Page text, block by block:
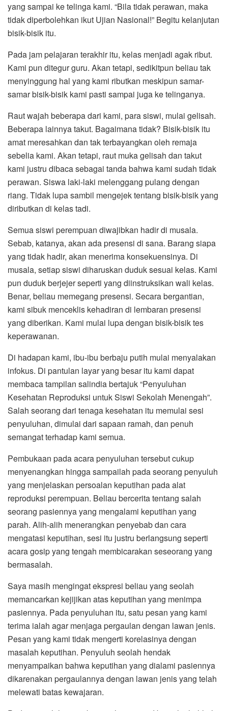
yang sampai ke telinga kami. “Bila tidak perawan, maka
tidak diperbolehkan ikut Ujian Nasional!” Begitu kelanjutan
bisik-bisik itu.
Pada jam pelajaran terakhir itu, kelas menjadi agak ribut.
Kami pun ditegur guru. Akan tetapi, sedikitpun beliau tak
menyinggung hal yang kami ributkan meskipun samar-
samar bisik-bisik kami pasti sampai juga ke telinganya.
Raut wajah beberapa dari kami, para siswi, mulai gelisah.
Beberapa lainnya takut. Bagaimana tidak? Bisik-bisik itu
amat meresahkan dan tak terbayangkan oleh remaja
sebelia kami. Akan tetapi, raut muka gelisah dan takut
kami justru dibaca sebagai tanda bahwa kami sudah tidak
perawan. Siswa laki-laki melenggang pulang dengan
riang. Tidak lupa sambil mengejek tentang bisik-bisik yang
diributkan di kelas tadi.
Semua siswi perempuan diwajibkan hadir di musala.
Sebab, katanya, akan ada presensi di sana. Barang siapa
yang tidak hadir, akan menerima konsekuensinya. Di
musala, setiap siswi diharuskan duduk sesuai kelas. Kami
pun duduk berjejer seperti yang diinstruksikan wali kelas.
Benar, beliau memegang presensi. Secara bergantian,
kami sibuk menceklis kehadiran di lembaran presensi
yang diberikan. Kami mulai lupa dengan bisik-bisik tes
keperawanan.
Di hadapan kami, ibu-ibu berbaju putih mulai menyalakan
infokus. Di pantulan layar yang besar itu kami dapat
membaca tampilan salindia bertajuk “Penyuluhan
Kesehatan Reproduksi untuk Siswi Sekolah Menengah”.
Salah seorang dari tenaga kesehatan itu memulai sesi
penyuluhan, dimulai dari sapaan ramah, dan penuh
semangat terhadap kami semua.
Pembukaan pada acara penyuluhan tersebut cukup
menyenangkan hingga sampailah pada seorang penyuluh
yang menjelaskan persoalan keputihan pada alat
reproduksi perempuan. Beliau bercerita tentang salah
seorang pasiennya yang mengalami keputihan yang
parah. Alih-alih menerangkan penyebab dan cara
mengatasi keputihan, sesi itu justru berlangsung seperti
acara gosip yang tengah membicarakan seseorang yang
bermasalah.
Saya masih mengingat ekspresi beliau yang seolah
memancarkan kejijikan atas keputihan yang menimpa
pasiennya. Pada penyuluhan itu, satu pesan yang kami
terima ialah agar menjaga pergaulan dengan lawan jenis.
Pesan yang kami tidak mengerti korelasinya dengan
masalah keputihan. Penyuluh seolah hendak
menyampaikan bahwa keputihan yang dialami pasiennya
dikarenakan pergaulannya dengan lawan jenis yang telah
melewati batas kewajaran.